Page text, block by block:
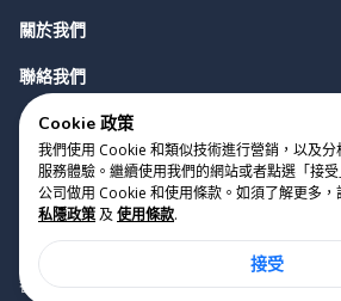
關於我們
聯絡我們
版權 2023 Cyclopes® •
使用條款
香港銅鑼灣勿地臣街1號時代廣場2座28樓07室
Cookie 政策
我們使用 Cookie 和類似技術進行營銷，以及
服務體驗。繼續使用我們的網站或者點選「接
公司做用 Cookie 和使用條款。如須了解更多，
私隱政策及 使用條款.
接受